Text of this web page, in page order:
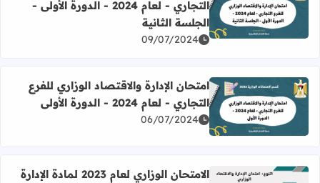
اقرأ المزيد عن امتحان الإدارة والاقتصاد الوزاري للفرع التجاري - لعام 2024 - الدورة الأولى -
التجاري - لعام 2024 - الدورة الأولى -
الجلسة الثانية
09/07/2024
اقرأ المزيد عن امتحان الإدارة والاقتصاد الوزاري للفرع التجاري - لعام 2024 -
امتحان الإدارة والاقتصاد الوزاري للفرع
التجاري - لعام 2024 - الدورة الأولى
06/07/2024
الامتحان الوزاري لعام 2023 لمادة الإدارة